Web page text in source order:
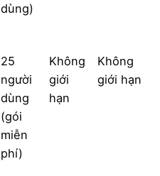
dùng)
25
người
dùng
(gói
miễn
phí)
Không
giới
hạn
Không
giới hạn